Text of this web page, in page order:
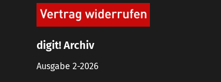
digit! Archiv
Ausgabe 2-2026